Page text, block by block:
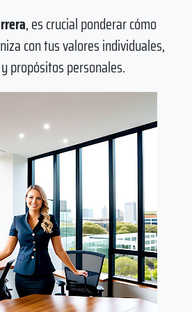
, es crucial ponderar cómo
con tus valores individuales,
propósitos personales.